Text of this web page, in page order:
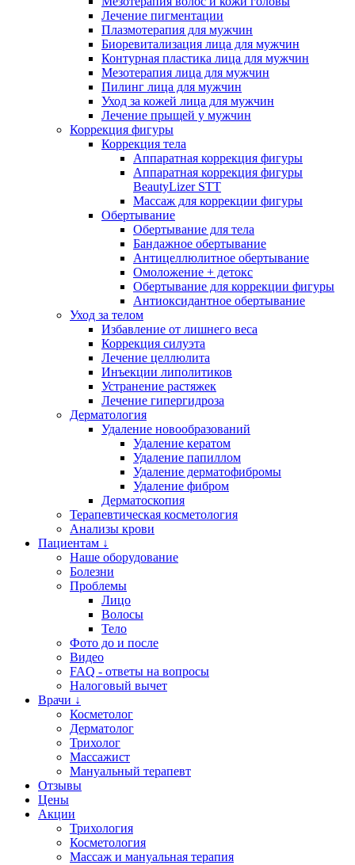
Лечение пигментации
Плазмотерапия для мужчин
Биоревитализация лица для мужчин
Контурная пластика лица для мужчин
Мезотерапия лица для мужчин
Пилинг лица для мужчин
Уход за кожей лица для мужчин
Лечение прыщей у мужчин
Коррекция фигуры
Коррекция тела
Аппаратная коррекция фигуры
Аппаратная коррекция фигуры
BeautyLizer STT
Массаж для коррекции фигуры
Обертывание
Обертывание для тела
Бандажное обертывание
Антицеллюлитное обертывание
Омоложение + детокс
Обертывание для коррекции фигуры
Антиоксидантное обертывание
Уход за телом
Избавление от лишнего веса
Коррекция силуэта
Лечение целлюлита
Инъекции липолитиков
Устранение растяжек
Лечение гипергидроза
Дерматология
Удаление новообразований
Удаление кератом
Удаление папиллом
Удаление дерматофибромы
Удаление фибром
Дерматоскопия
Терапевтическая косметология
Анализы крови
Пациентам ↓
Наше оборудование
Болезни
Проблемы
Лицо
Волосы
Тело
Фото до и после
Видео
FAQ - ответы на вопросы
Налоговый вычет
Врачи ↓
Косметолог
Дерматолог
Трихолог
Массажист
Мануальный терапевт
Отзывы
Цены
Акции
Трихология
Косметология
Массаж и мануальная терапия